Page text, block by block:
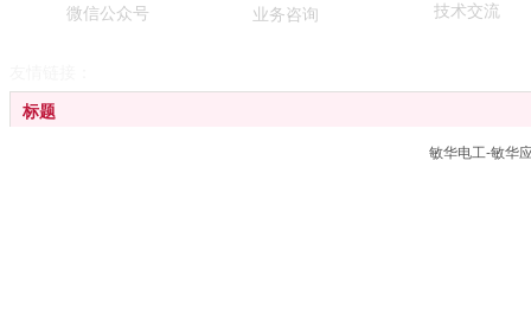
标题
微信公众号 业务咨询 技术交流
敏华电工-敏华